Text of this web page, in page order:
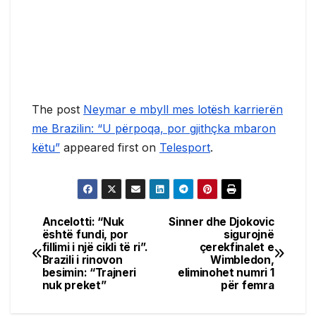
The post Neymar e mbyll mes lotësh karrierën
me Brazilin: “U përpoqa, por gjithçka mbaron
këtu” appeared first on Telesport.
Post
navigation
Sinner dhe Djokovic
sigurojnë
çerekfinalet e
Wimbledon,
eliminohet numri 1
për femra
Ancelotti: “Nuk
është fundi, por
fillimi i një cikli të ri”.
Brazili i rinovon
besimin: “Trajneri
nuk preket”